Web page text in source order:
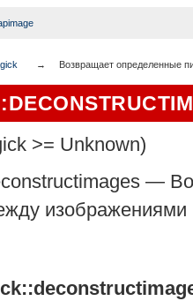
Возвращает определенные
>= Unknown)
—
изображениями